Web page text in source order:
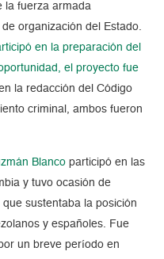
la fuerza armada
organización del Estado.
en la preparación del
el proyecto fue
la redacción del Código
criminal, ambos fueron
Blanco participó en las
y tuvo ocasión de
sustentaba la posición
y españoles. Fue
un breve período en